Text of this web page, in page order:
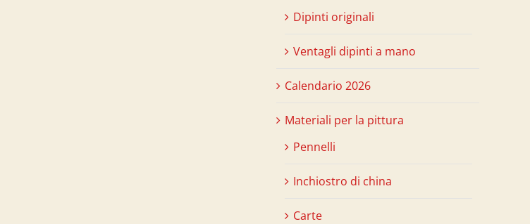
Dipinti originali
Ventagli dipinti a mano
Calendario 2026
Materiali per la pittura
Pennelli
Inchiostro di china
Carte